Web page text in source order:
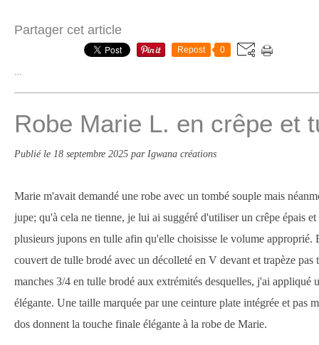
Partager cet article
Repost 0
Robe Marie L. en crêpe et
Publié le 18 septembre 2025 par Igwana créations
Marie m'avait demandé une robe avec un tombé souple mais
jupe; qu'à cela ne tienne, je lui ai suggéré d'utiliser un crêpe épais
plusieurs jupons en tulle afin qu'elle choisisse le volume approprié.
couvert de tulle brodé avec un décolleté en V devant et trapèze pas
manches 3/4 en tulle brodé aux extrémités desquelles, j'ai
élégante. Une taille marquée par une ceinture plate intégrée et pas
dos donnent la touche finale élégante à la robe de Marie.